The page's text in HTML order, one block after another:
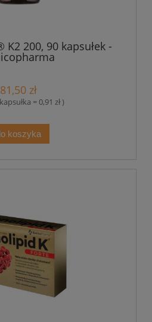
K2 200, 90 kapsułek -
81,50 zł
= 0,91 zł )
koszyka